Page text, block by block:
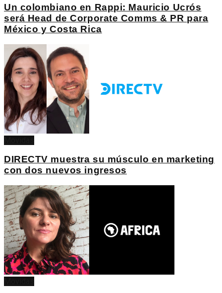
Un colombiano en Rappi: Mauricio Ucrós
será Head de Corporate Comms & PR para
México y Costa Rica
DIRECTV muestra su músculo en marketing
con dos nuevos ingresos